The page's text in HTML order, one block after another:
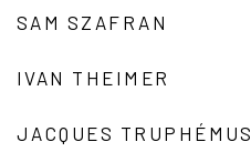
SAM SZAFRAN
IVAN THEIMER
JACQUES TRUPHÉMUS